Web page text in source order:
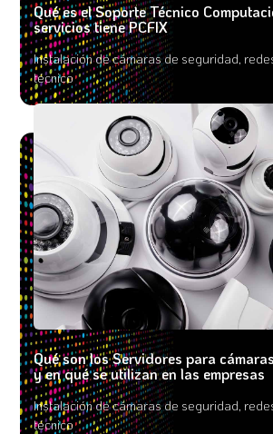
Qué es el Soporte Técnico
servicios tiene PCFIX
Instalación de cámaras de seguridad,
técnico
Qué son los Servidores para
y en qué se utilizan en las empresas
Instalación de cámaras de seguridad,
técnico